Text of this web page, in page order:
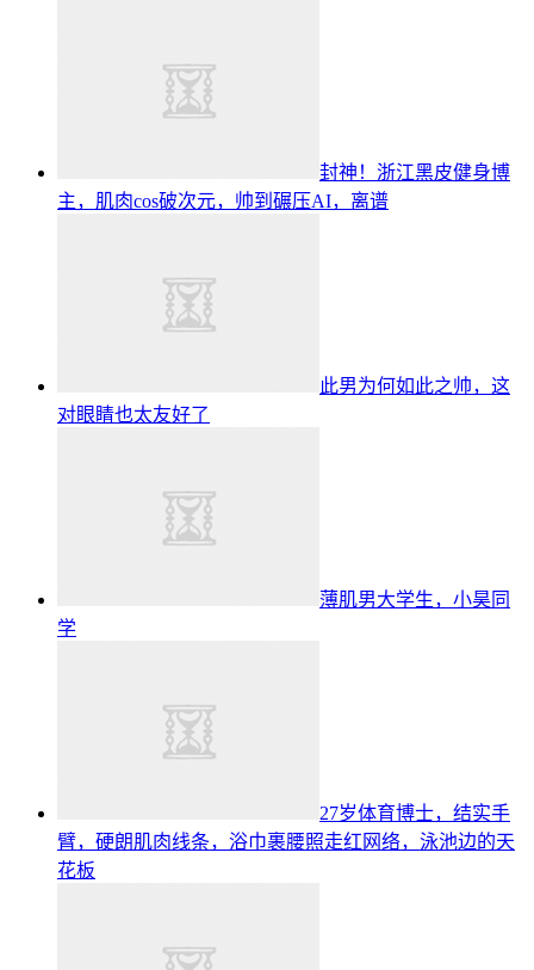
封神！浙江黑皮健身博
主，肌肉cos破次元，帅到碾压AI，离谱
此男为何如此之帅，这
对眼睛也太友好了
薄肌男大学生，小昊同
学
27岁体育博士，结实手
臂，硬朗肌肉线条，浴巾裹腰照走红网络，泳池边的天
花板